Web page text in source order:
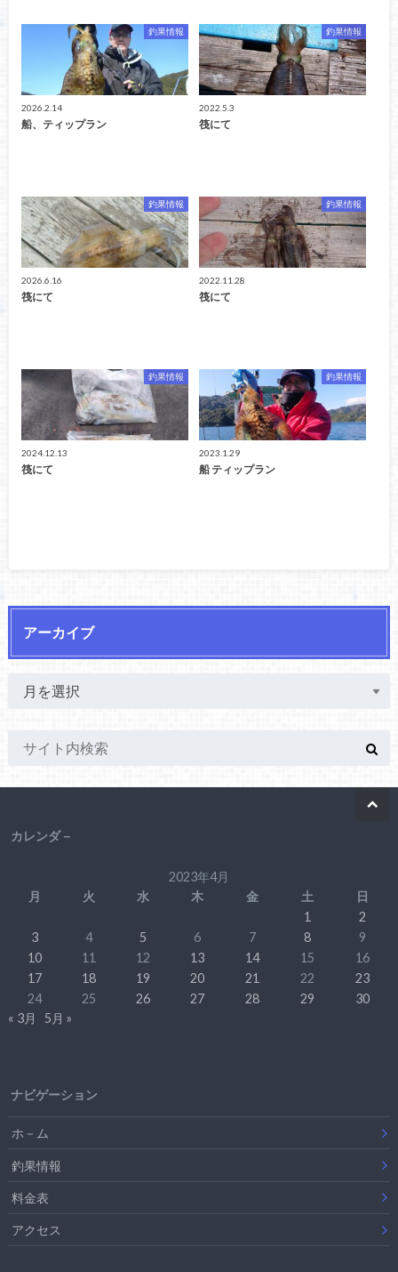
釣果情報
2026.2.14
船、ティップラン
釣果情報
2022.5.3
筏にて
釣果情報
2026.6.16
筏にて
釣果情報
2022.11.28
筏にて
釣果情報
2024.12.13
筏にて
釣果情報
2023.1.29
船 ティップラン
アーカイブ
カレンダ－
2023年4月
月
火 水 木 金 土
日
1
2
3
4 5 6 7 8
9
10
11 12 13 14 15
16
17
18 19 20 21 22
23
24
25 26 27 28 29
30
« 3月
5月 »
ナビゲーション
ホ－ム
釣果情報
料金表
アクセス